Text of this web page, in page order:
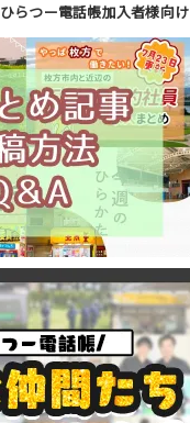
ひらつー電話帳加入者様向け